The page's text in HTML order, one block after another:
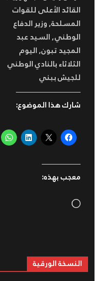
القائد الأعلى للقوات
المسلحة, وزير الدفاع
الوطني, السيد عبد
المجيد تبون, اليوم
الثلاثاء بالنادي الوطني
للجيش ببني
شارك هذا الموضوع:
معجب بهذه:
Loading…
النسخة الورقية